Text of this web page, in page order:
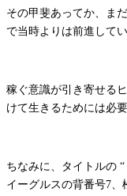
その甲斐あってか、ま
で当時よりは前進してい
稼ぐ意識が引き寄せる
けて生きるためには必
ちなみに、タイトルの
イーグルスの背番号7、